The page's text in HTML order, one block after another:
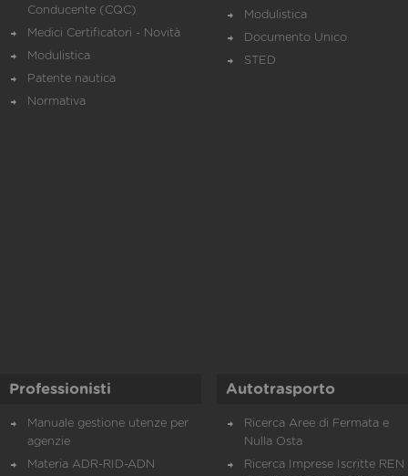
Conducente (CQC)
Medici Certificatori - Novità
Modulistica
Patente nautica
Normativa
Modulistica
Documento Unico
STED
Professionisti
Manuale gestione utenze per
agenzie
Materia ADR-RID-ADN
Autotrasporto
Ricerca Aree di Fermata e
Nulla Osta
Ricerca Imprese Iscritte REN